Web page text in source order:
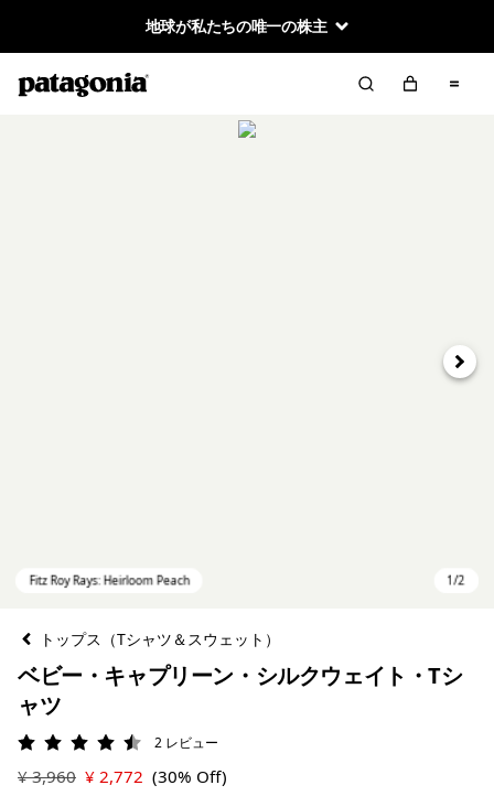
地球が私たちの唯一の株主
次へ
トップス（Tシャツ＆スウェット）
ベビー・キャプリーン・シルクウェイト・Tシ
ャツ
評価: 4.5 / 5
2 レビュー
¥ 3,960 ¥ 2,772 (30% Off)